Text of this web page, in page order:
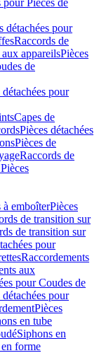
pour Pièces de
détachées pour
Raccords de
appareilsPièces
de
détachées pour
Capes de
Pièces détachées
Pièces de
Raccords de
à emboîterPièces
de transition sur
de transition sur
pour
Raccordements
aux
pour Coudes de
détachées pour
Pièces
en tube
Siphons en
forme